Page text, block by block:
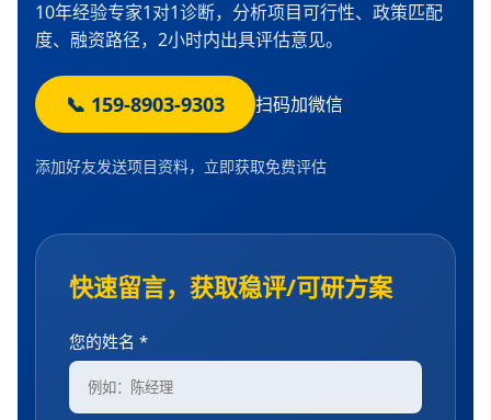
10年经验专家1对1诊断，分析项目可行性、政策匹配
度、融资路径，2小时内出具评估意见。
📞 159-8903-9303 扫码加微信
添加好友发送项目资料，立即获取免费评估
快速留言，获取稳评/可研方案
您的姓名 *